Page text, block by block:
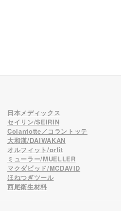
日本メディックス
セイリン/SEIRIN
Colantotte／コラントッテ
大和漢/DAIWAKAN
オルフィット/orfit
ミューラー/MUELLER
マクダビッド/MCDAVID
ほねつぎツール
西尾衛生材料